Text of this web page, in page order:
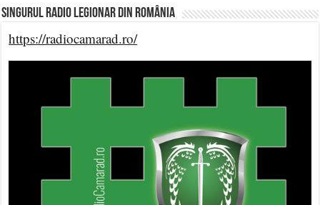
Singurul Radio Legionar din România
https://radiocamarad.ro/